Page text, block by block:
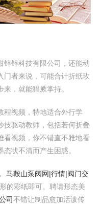
锌锌科技有限公司，还能动
门者来说，可能合计折纸玫
，就能猖厥掌持。
程视频，特地适合外行学
技驱动教师，包括若何折叠
看视频，你不错直不雅地看
态状不清而产生困惑。
马鞍山泵阀网|行情|阀门交
的彩纸即可。聘请形态美
司不错让制品愈加活泼传